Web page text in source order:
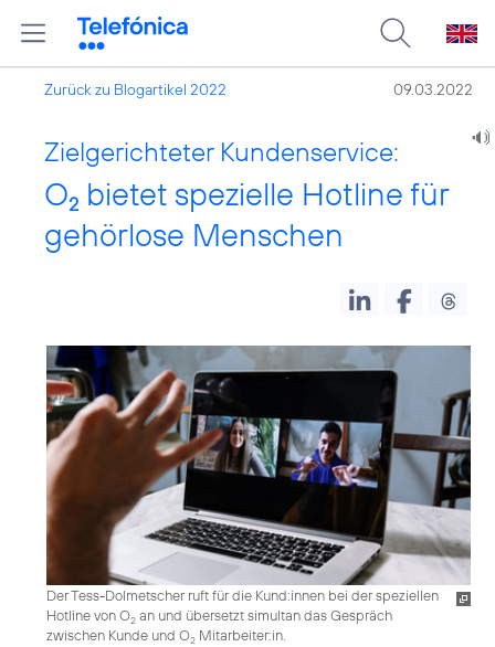
Zurück zu Blogartikel 2022 09.03.2022
Zielgerichteter Kundenservice:
O2 bietet spezielle Hotline für
gehörlose Menschen
Der Tess-Dolmetscher ruft für die Kund:innen bei der speziellen
Hotline von O2 an und übersetzt simultan das Gespräch
zwischen Kunde und O2 Mitarbeiter:in.